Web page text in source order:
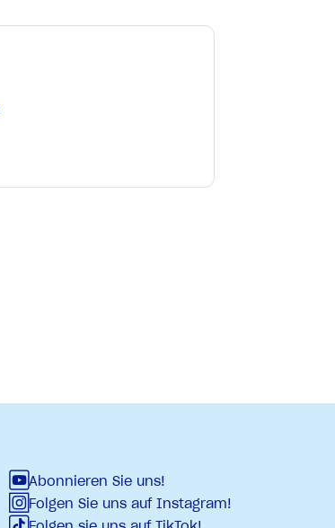
Abonnieren Sie uns!
Folgen Sie uns auf Instagram!